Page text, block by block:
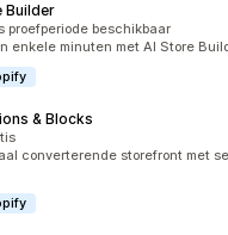
Builder
proefperiode beschikbaar
enkele minuten met AI Store
& Blocks
totaal
converterende storefront met